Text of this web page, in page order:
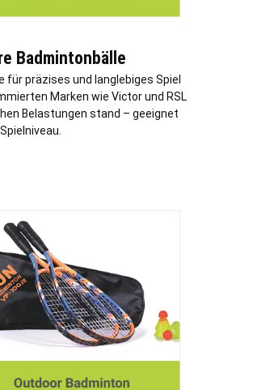
Badmintonbälle
für präzises und langlebiges Spiel
Marken wie Victor und RSL
Belastungen stand – geeignet